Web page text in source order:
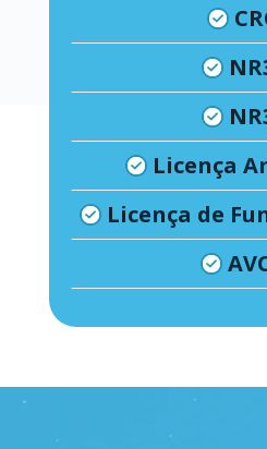
Licença
Licença de